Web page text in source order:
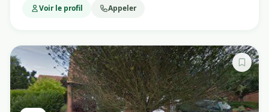
Voir le profil Appeler